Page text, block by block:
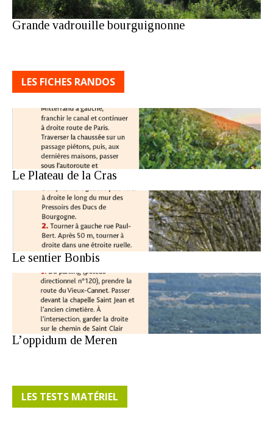
Grande vadrouille bourguignonne
LES FICHES RANDOS
Le Plateau de la Cras
Le sentier Bonbis
L’oppidum de Meren
LES TESTS MATÉRIEL